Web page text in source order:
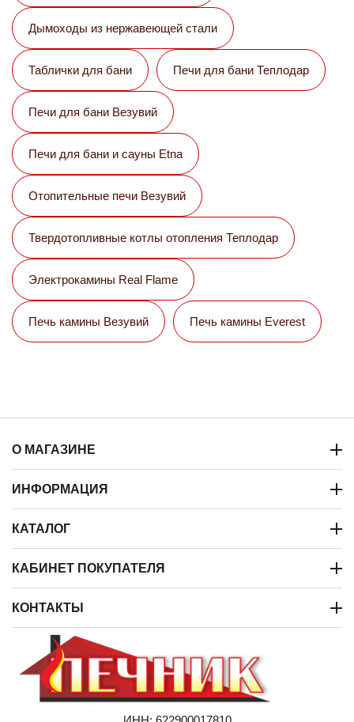
Дымоходы из нержавеющей стали
Таблички для бани Печи для бани Теплодар
Печи для бани Везувий
Печи для бани и сауны Etna
Отопительные печи Везувий
Твердотопливные котлы отопления Теплодар
Электрокамины Real Flame
Печь камины Везувий Печь камины Everest
О МАГАЗИНЕ
ИНФОРМАЦИЯ
КАТАЛОГ
КАБИНЕТ ПОКУПАТЕЛЯ
КОНТАКТЫ